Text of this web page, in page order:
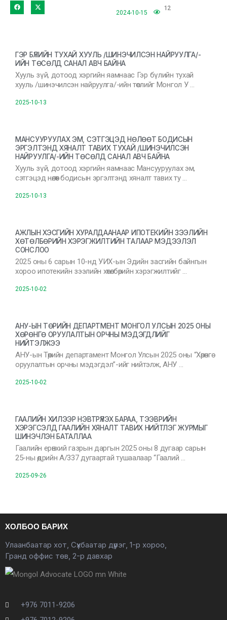
2024-10-15
12
ГЭР БҮЛИЙН ТУХАЙ ХУУЛЬ /ШИНЭЧИЛСЭН НАЙРУУЛГА/-
ИЙН ТӨСӨЛД САНАЛ АВЧ БАЙНА
Хууль зүй, дотоод хэргийн яамнаас Гэр бүлийн тухай
хууль /шинэчилсэн найруулга/-ийн төслийг Монгол У …
2025-10-13
МАНСУУРУУЛАХ ЭМ, СЭТГЭЦЭД НӨЛӨӨТ БОДИСЫН
ЭРГЭЛТЭНД ХЯНАЛТ ТАВИХ ТУХАЙ /ШИНЭЧИЛСЭН
НАЙРУУЛГА/-ИЙН ТӨСӨЛД САНАЛ АВЧ БАЙНА
Хууль зүй, дотоод хэргийн яамнаас Мансууруулах эм,
сэтгэцэд нөлөөт бодисын эргэлтэнд хяналт тавих ту …
2025-10-13
АЖЛЫН ХЭСГИЙН ХУРАЛДААНААР ИПОТЕКИЙН ЗЭЭЛИЙН
ХӨТӨЛБӨРИЙН ХЭРЭГЖИЛТИЙН ТАЛААР МЭДЭЭЛЭЛ
СОНСЛОО
2025 оны 6 сарын 10-нд УИХ-ын Эдийн засгийн байнгын
хороо ипотекийн зээлийн хөтөлбөрийн хэрэгжилтийг …
2025-10-02
АНУ-ЫН ТӨРИЙН ДЕПАРТМЕНТ МОНГОЛ УЛСЫН 2025 ОНЫ
ХӨРӨНГӨ ОРУУЛАЛТЫН ОРЧНЫ МЭДЭГДЛИЙГ
НИЙТЭЛЖЭЭ
АНУ-ын Төрийн департамент Монгол Улсын 2025 оны “Хөрөнгө
оруулалтын орчны мэдэгдэл”-ийг нийтэлж, АНУ …
2025-10-02
ГААЛИЙН ХИЛЭЭР НЭВТРҮҮЛЭХ БАРАА, ТЭЭВРИЙН
ХЭРЭГСЭЛД ГААЛИЙН ХЯНАЛТ ТАВИХ НИЙТЛЭГ ЖУРМЫГ
ШИНЭЧЛЭН БАТАЛЛАА
Гаалийн ерөнхий газрын даргын 2025 оны 8 дугаар сарын
25-ны өдрийн А/337 дугаартай тушаалаар “Гаалий …
2025-09-26
ХОЛБОО БАРИХ
Улаанбаатар хот, Сүхбаатар дүүрэг, 1-р хороо,
Гранд оффис төв, 2-р давхар
+976 7011-9206